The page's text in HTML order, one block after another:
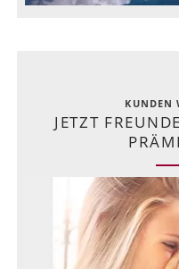
KUNDEN
JETZT